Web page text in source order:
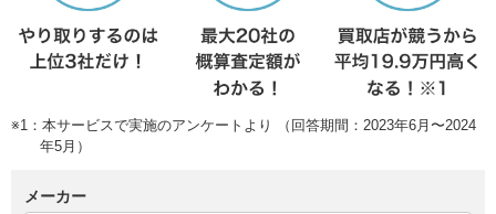
※1：本サービスで実施のアンケートより （回答期間：2023年6月〜2024
年5月）
メーカー